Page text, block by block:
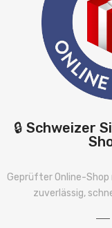
🔒 Schweizer
Geprüfter Online-Shop
zuverlässig,